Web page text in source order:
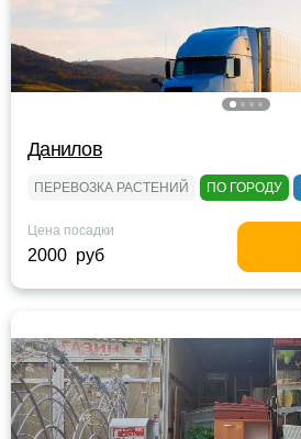
Данилов
ПЕРЕВОЗКА РАСТЕНИЙ ПО ГОРОДУ
Цена посадки
2000 руб